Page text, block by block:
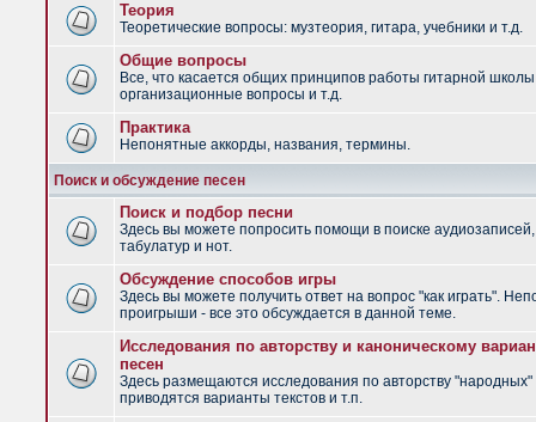
Теория
Теоретические вопросы: музтеория, гитара, учебники и т.д.
Общие вопросы
Все, что касается общих принципов работы гитарной
организационные вопросы и т.д.
Практика
Непонятные аккорды, названия, термины.
Поиск и обсуждение песен
Поиск и подбор песни
Здесь вы можете попросить помощи в поиске аудиозаписей,
табулатур и нот.
Обсуждение способов игры
Здесь вы можете получить ответ на вопрос "как играть".
проигрыши - все это обсуждается в данной теме.
Исследования по авторству и каноническому
песен
Здесь размещаются исследования по авторству "народных"
приводятся варианты текстов и т.п.